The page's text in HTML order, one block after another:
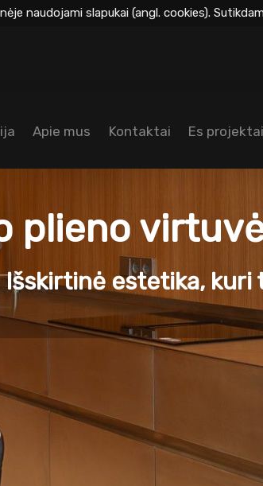
naudojami slapukai (angl. cookies).
Apie mus Kontaktai Es projektai
plieno
Išskirtinė estetika, kuri